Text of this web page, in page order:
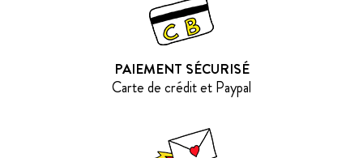
PAIEMENT SÉCURISÉ
Carte de crédit et Paypal